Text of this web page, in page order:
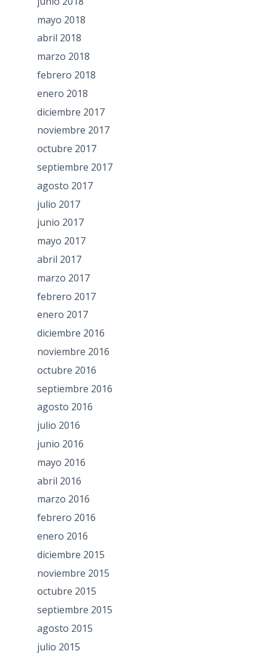
mayo 2018
abril 2018
marzo 2018
febrero 2018
enero 2018
diciembre 2017
noviembre 2017
octubre 2017
septiembre 2017
agosto 2017
julio 2017
junio 2017
mayo 2017
abril 2017
marzo 2017
febrero 2017
enero 2017
diciembre 2016
noviembre 2016
octubre 2016
septiembre 2016
agosto 2016
julio 2016
junio 2016
mayo 2016
abril 2016
marzo 2016
febrero 2016
enero 2016
diciembre 2015
noviembre 2015
octubre 2015
septiembre 2015
agosto 2015
julio 2015